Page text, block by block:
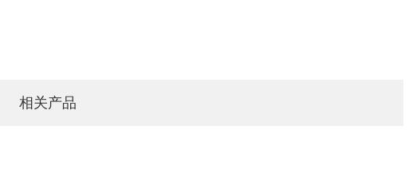
相关产品